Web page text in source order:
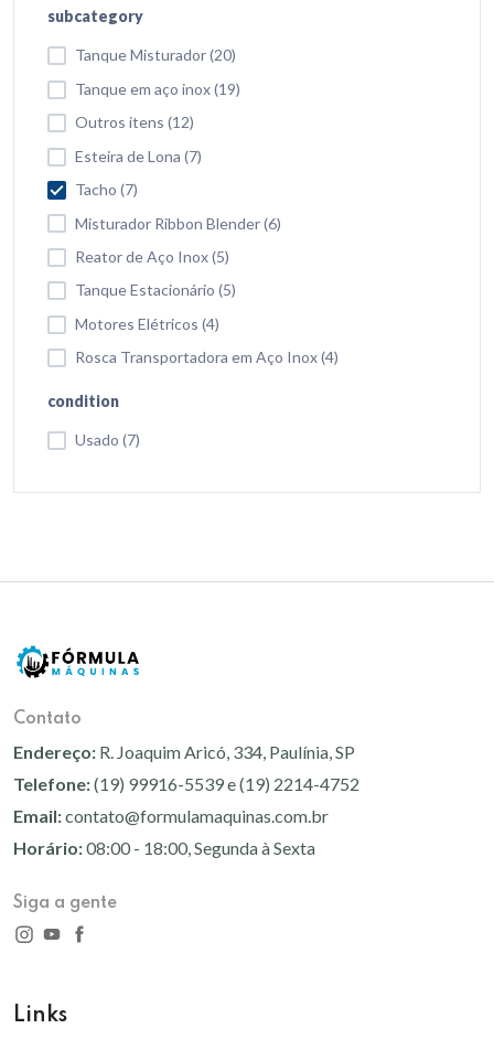
subcategory
Tanque Misturador (20)
Tanque em aço inox (19)
Outros itens (12)
Esteira de Lona (7)
Tacho (7)
Misturador Ribbon Blender (6)
Reator de Aço Inox (5)
Tanque Estacionário (5)
Motores Elétricos (4)
Rosca Transportadora em Aço Inox (4)
condition
Usado (7)
Contato
Endereço: R. Joaquim Aricó, 334, Paulínia, SP
Telefone:(19) 99916-5539 e (19) 2214-4752
Email:contato@formulamaquinas.com.br
Horário:08:00 - 18:00, Segunda à Sexta
Siga a gente
Links